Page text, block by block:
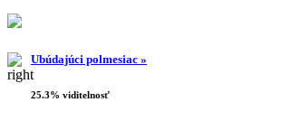
Ubúdajúci polmesiac »
25.3% viditelnosť